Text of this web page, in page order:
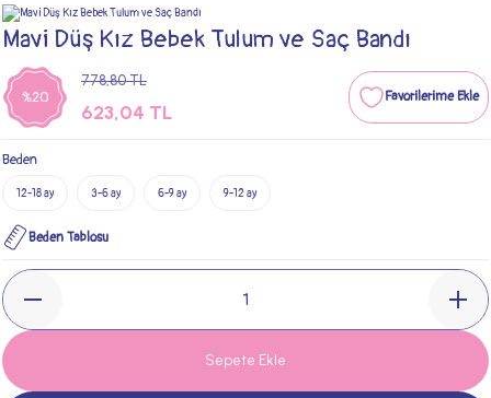
Mavi Düş Kız Bebek Tulum ve Saç Bandı
%20
778,80 TL
623,04 TL
Beden
12-18 ay 3-6 ay 6-9 ay 9-12 ay
Beden Tablosu
Sepete Ekle